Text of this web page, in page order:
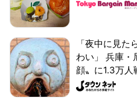
「夜中に見た
わい」 兵庫・
顔〟に1.3万人